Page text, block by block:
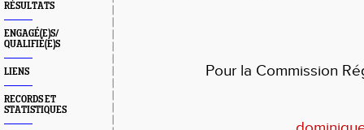
RÉSULTATS
ENGAGÉ(E)S/
QUALIFIÉ(E)S
LIENS
RECORDS ET
STATISTIQUES
Pour la Commission